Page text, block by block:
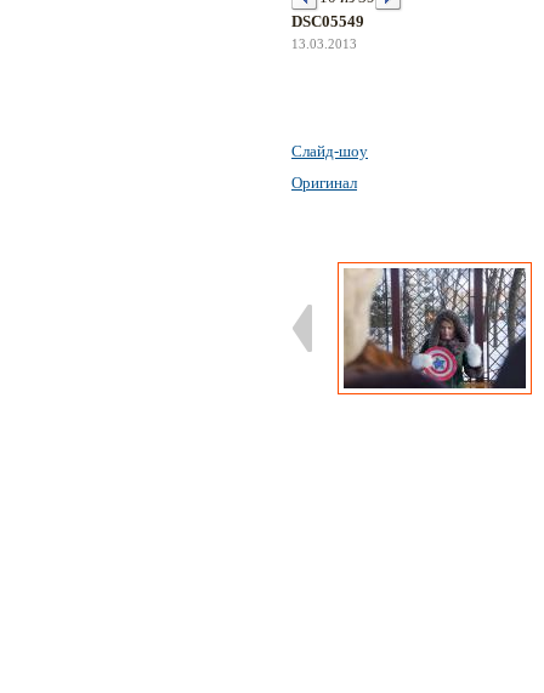
DSC05549
13.03.2013
Слайд-шоу
Оригинал